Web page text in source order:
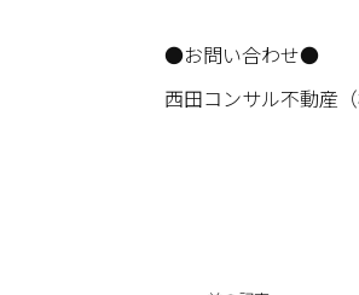
●お問い合わせ●
西田コンサル不動産